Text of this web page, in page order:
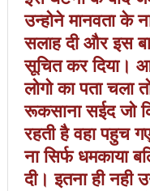
उन्होने मानवता के
सलाह दी और इस
सूचित कर दिया।
लोगो का पता चला
रूकसाना सईद जो
रहती है वहा पहुच
ना सिर्फ धमकाया
दी। इतना ही नही